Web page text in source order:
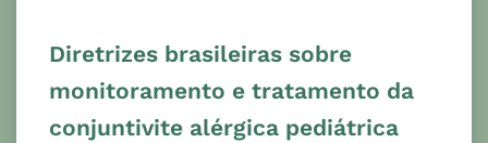
Diretrizes brasileiras sobre
monitoramento e tratamento da
conjuntivite alérgica pediátrica